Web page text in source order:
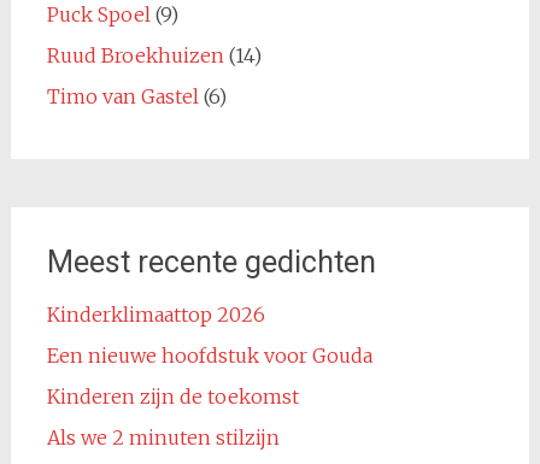
Puck Spoel (9)
Ruud Broekhuizen (14)
Timo van Gastel (6)
Meest recente gedichten
Kinderklimaattop 2026
Een nieuwe hoofdstuk voor Gouda
Kinderen zijn de toekomst
Als we 2 minuten stilzijn